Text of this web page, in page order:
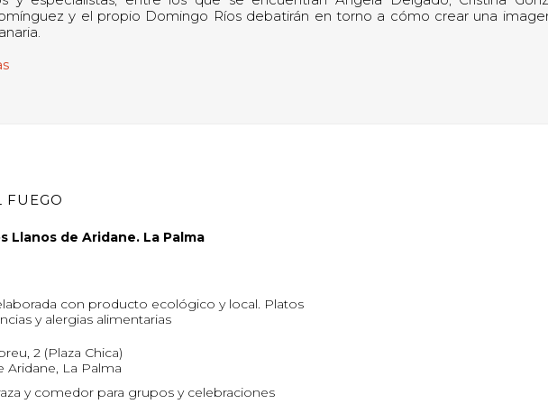
y el propio Domingo Ríos debatirán en torno a cómo crear una
FUEGO
Llanos de Aridane. La Palma
con producto ecológico y local. Platos
y alergias alimentarias
2 (Plaza Chica)
Aridane, La Palma
y comedor para grupos y celebraciones